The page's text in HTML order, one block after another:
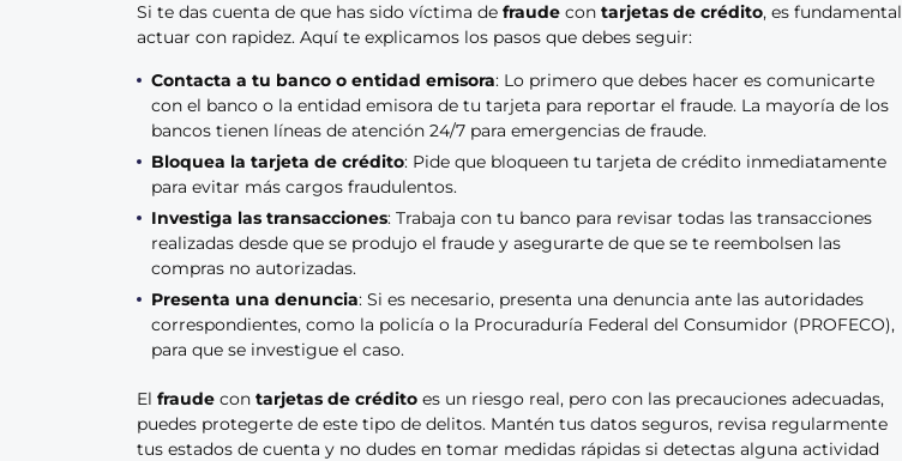
Si te das cuenta de que has sido víctima de fraude con tarjetas de crédito, es fundamental
actuar con rapidez. Aquí te explicamos los pasos que debes seguir:
Contacta a tu banco o entidad emisora: Lo primero que debes hacer es comunicarte
con el banco o la entidad emisora de tu tarjeta para reportar el fraude. La mayoría de los
bancos tienen líneas de atención 24/7 para emergencias de fraude.
Bloquea la tarjeta de crédito: Pide que bloqueen tu tarjeta de crédito inmediatamente
para evitar más cargos fraudulentos.
Investiga las transacciones: Trabaja con tu banco para revisar todas las transacciones
realizadas desde que se produjo el fraude y asegurarte de que se te reembolsen las
compras no autorizadas.
Presenta una denuncia: Si es necesario, presenta una denuncia ante las autoridades
correspondientes, como la policía o la Procuraduría Federal del Consumidor (PROFECO),
para que se investigue el caso.
El fraude con tarjetas de crédito es un riesgo real, pero con las precauciones adecuadas,
puedes protegerte de este tipo de delitos. Mantén tus datos seguros, revisa regularmente
tus estados de cuenta y no dudes en tomar medidas rápidas si detectas alguna actividad